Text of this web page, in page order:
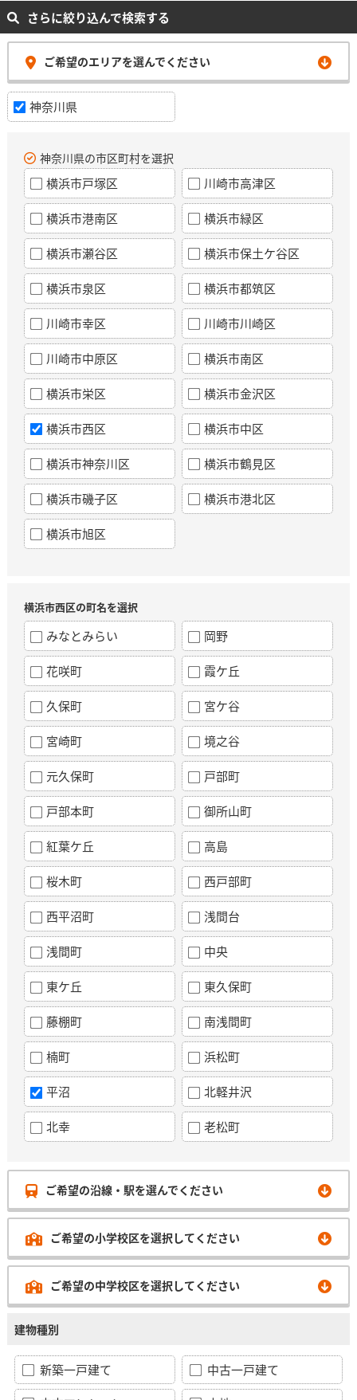
さらに絞り込んで検索する
ご希望のエリアを選んでください
神奈川県
神奈川県の市区町村を選択
横浜市戸塚区 川崎市高津区
横浜市港南区 横浜市緑区
横浜市瀬谷区 横浜市保土ケ谷区
横浜市泉区 横浜市都筑区
川崎市幸区 川崎市川崎区
川崎市中原区 横浜市南区
横浜市栄区 横浜市金沢区
横浜市西区 横浜市中区
横浜市神奈川区 横浜市鶴見区
横浜市磯子区 横浜市港北区
横浜市旭区
横浜市西区の町名を選択
みなとみらい 岡野
花咲町 霞ケ丘
久保町 宮ケ谷
宮崎町 境之谷
元久保町 戸部町
戸部本町 御所山町
紅葉ケ丘 高島
桜木町 西戸部町
西平沼町 浅間台
浅間町 中央
東ケ丘 東久保町
藤棚町 南浅間町
楠町 浜松町
平沼 北軽井沢
北幸 老松町
ご希望の沿線・駅を選んでください
ご希望の小学校区を選択してください
ご希望の中学校区を選択してください
建物種別
新築一戸建て
中古一戸建て